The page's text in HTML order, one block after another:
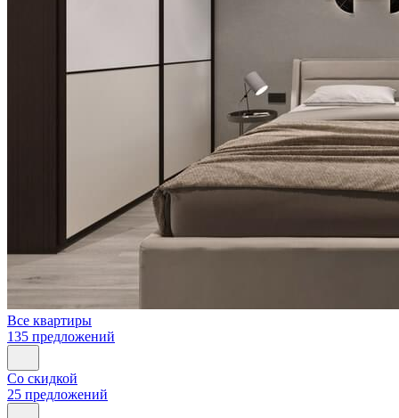
Все квартиры
135 предложений
Со скидкой
25 предложений